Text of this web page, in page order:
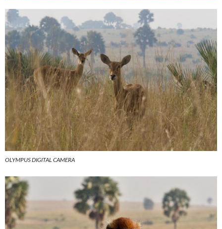
OLYMPUS DIGITAL CAMERA